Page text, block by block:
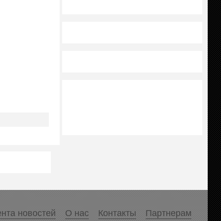
новостей О нас Контакты Партнерам